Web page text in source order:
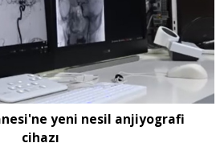
yeni nesil anjiyografi
cihazı